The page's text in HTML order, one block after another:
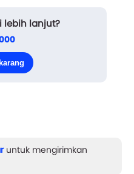
dan terus lekat
lebih lanjut?
untuk mengirimkan